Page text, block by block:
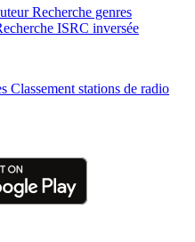
Recherche genres
ISRC inversée
Classement stations de radio